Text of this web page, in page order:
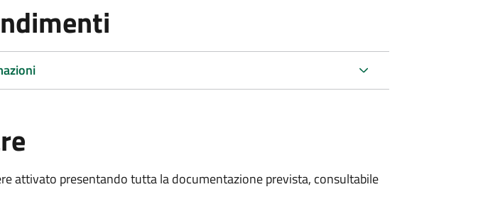
attivato presentando tutta la documentazione prevista, consultabile